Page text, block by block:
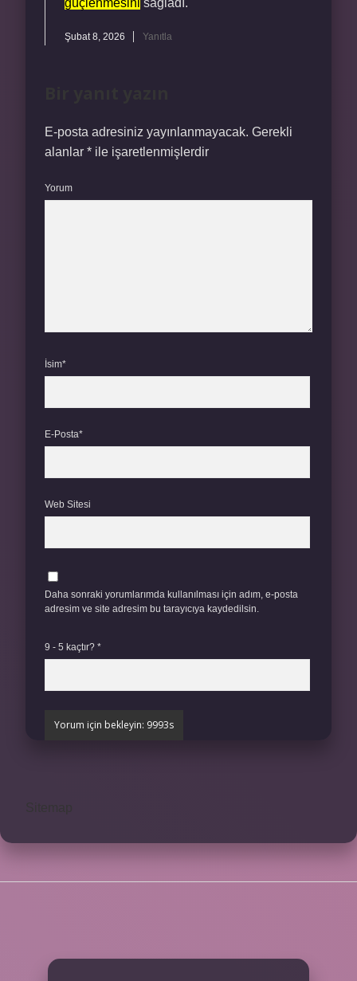
güçlenmesini sağladı.
Şubat 8, 2026 Yanıtla
E-posta adresiniz yayınlanmayacak. Gerekli
alanlar * ile işaretlenmişlerdir
Yorum
İsim*
E-Posta*
Web Sitesi
Daha sonraki yorumlarımda kullanılması için adım, e-posta
adresim ve site adresim bu tarayıcıya kaydedilsin.
9 - 5 kaçtır? *